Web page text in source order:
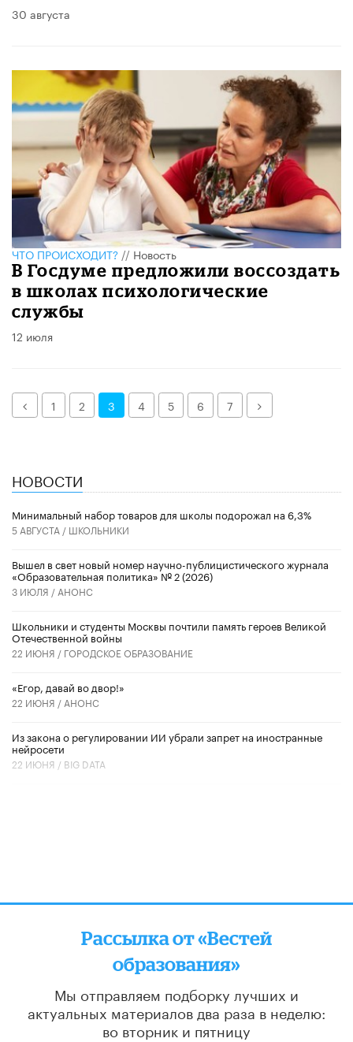
30 августа
ЧТО ПРОИСХОДИТ? // Новость
В Госдуме предложили воссоздать
в школах психологические
службы
12 июля
Назад1 2 3 4 5 6 7 Далее
НОВОСТИ
Минимальный набор товаров для школы подорожал на 6,3%
5 АВГУСТА / ШКОЛЬНИКИ
Вышел в свет новый номер научно-публицистического журнала
«Образовательная политика» № 2 (2026)
3 ИЮЛЯ / АНОНС
Школьники и студенты Москвы почтили память героев Великой
Отечественной войны
22 ИЮНЯ / ГОРОДСКОЕ ОБРАЗОВАНИЕ
«Егор, давай во двор!»
22 ИЮНЯ / АНОНС
Из закона о регулировании ИИ убрали запрет на иностранные
нейросети
22 ИЮНЯ / BIG DATA
Рассылка от «Вестей
образования»
Мы отправляем подборку лучших и
актуальных материалов два раза в неделю:
во вторник и пятницу